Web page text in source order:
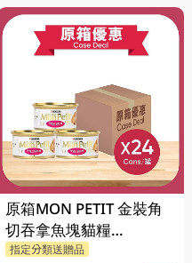
原箱MON PETIT 金裝角
切吞拿魚塊貓糧
24X85GM
指定分類送贈品